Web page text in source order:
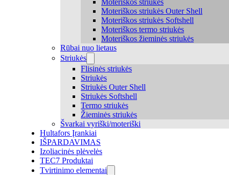
Moteriškos striukės Outer Shell
Moteriškos striukės Softshell
Moteriškos termo striukės
Moteriškos žieminės striukės
Rūbai nuo lietaus
Striukės
Flisinės striukės
Striukės
Striukės Outer Shell
Striukės Softshell
Termo striukės
Žieminės striukės
Švarkai vyriški/moteriški
Hultafors Įrankiai
IŠPARDAVIMAS
Izoliacinės plėvelės
TEC7 Produktai
Tvirtinimo elementai